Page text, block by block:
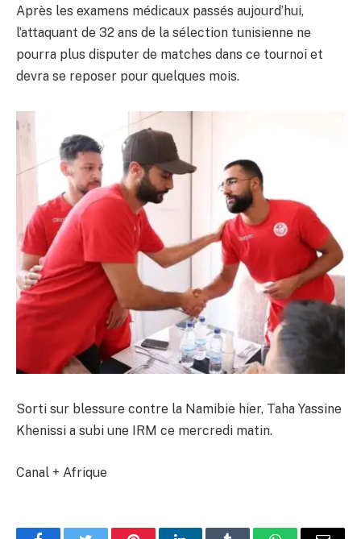
Après les examens médicaux passés aujourd’hui,
l’attaquant de 32 ans de la sélection tunisienne ne
pourra plus disputer de matches dans ce tournoi et
devra se reposer pour quelques mois.
Sorti sur blessure contre la Namibie hier, Taha Yassine
Khenissi a subi une IRM ce mercredi matin.
Canal + Afrique